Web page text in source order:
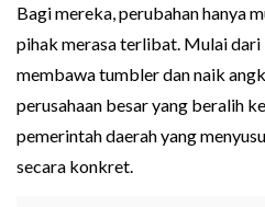
Bagi mereka, perubahan hanya
pihak merasa terlibat. Mulai
membawa tumbler dan naik
perusahaan besar yang beralih
pemerintah daerah yang
secara konkret.